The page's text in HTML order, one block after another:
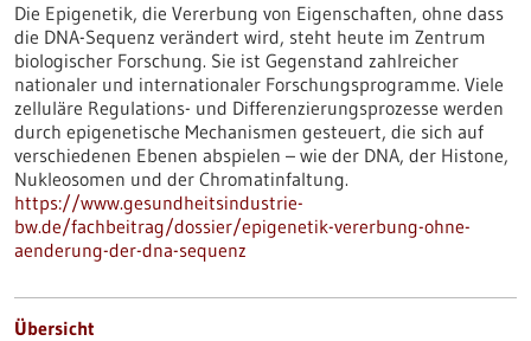
Die Epigenetik, die Vererbung von Eigenschaften, ohne dass
die DNA-Sequenz verändert wird, steht heute im Zentrum
biologischer Forschung. Sie ist Gegenstand zahlreicher
nationaler und internationaler Forschungsprogramme. Viele
zelluläre Regulations- und Differenzierungsprozesse werden
durch epigenetische Mechanismen gesteuert, die sich auf
verschiedenen Ebenen abspielen – wie der DNA, der Histone,
Nukleosomen und der Chromatinfaltung.
https://www.gesundheitsindustrie-
bw.de/fachbeitrag/dossier/epigenetik-vererbung-ohne-
aenderung-der-dna-sequenz
Übersicht